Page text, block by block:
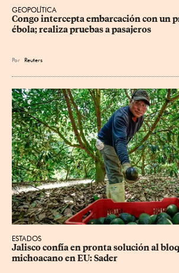
GEOPOLÍTICA
Congo intercepta embarcación con un
ébola; realiza pruebas a pasajeros
Por Reuters
ESTADOS
Jalisco confía en pronta solución al
michoacano en EU: Sader